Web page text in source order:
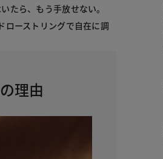
たら、もう手放せない。
ローストリングで自在に調
理由